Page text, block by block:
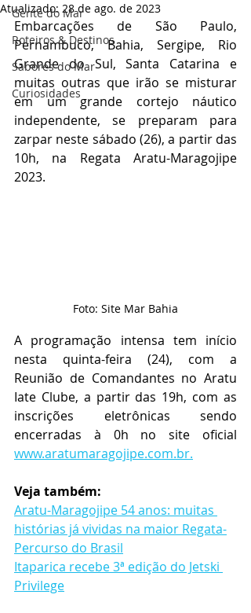
Gente do Mar
Roteiros & Destinos
Sabores do Mar
Curiosidades
Atualizado: 28 de ago. de 2023
Embarcações de São Paulo,
Pernambuco, Bahia, Sergipe, Rio
Grande do Sul, Santa Catarina e
muitas outras que irão se misturar
em um grande cortejo náutico
independente, se preparam para
zarpar neste sábado (26), a partir das
10h, na Regata Aratu-Maragojipe
2023.
Foto: Site Mar Bahia
A programação intensa tem início
nesta quinta-feira (24), com a
Reunião de Comandantes no Aratu
Iate Clube, a partir das 19h, com as
inscrições eletrônicas sendo
www.aratumaragojipe.com.br.
Veja também:
Aratu-Maragojipe 54 anos: muitas
histórias já vividas na maior Regata-
Percurso do Brasil
Itaparica recebe 3ª edição do Jetski
Privilege